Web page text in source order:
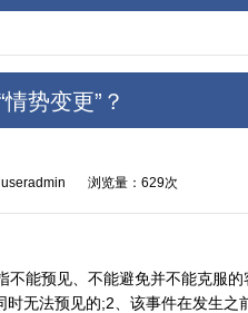
势变更”？
浏览量：629次
能预见、不能避免并不能克服
无法预见的;2、该事件在发生之